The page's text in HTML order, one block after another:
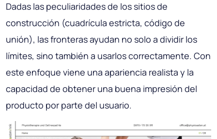
Dadas las peculiaridades de los sitios de
construcción (cuadrícula estricta, código de
unión), las fronteras ayudan no solo a dividir los
límites, sino también a usarlos correctamente. Con
este enfoque viene una apariencia realista y la
capacidad de obtener una buena impresión del
producto por parte del usuario.